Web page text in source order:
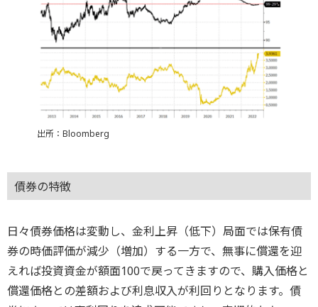
出所：Bloomberg
債券の特徴
日々債券価格は変動し、金利上昇（低下）局面では保有債
券の時価評価が減少（増加）する一方で、無事に償還を迎
えれば投資資金が額面100で戻ってきますので、購入価格と
償還価格との差額および利息収入が利回りとなります。債